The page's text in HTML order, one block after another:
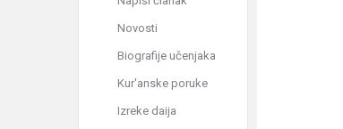
Novosti
Biografije učenjaka
Kur'anske poruke
Izreke daija